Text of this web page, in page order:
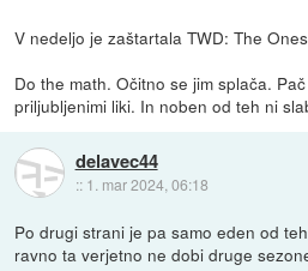
V nedeljo je zaštartala TWD: The
Do the math. Očitno se jim splača.
priljubljenimi liki. In noben od teh ni
delavec44
:: 1. mar 2024, 06:18
Po drugi strani je pa samo eden od
ravno ta verjetno ne dobi druge